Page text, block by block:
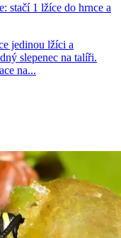
stačí 1 lžíce do hrnce a
jedinou lžíci a
slepenec na talíři.
na...